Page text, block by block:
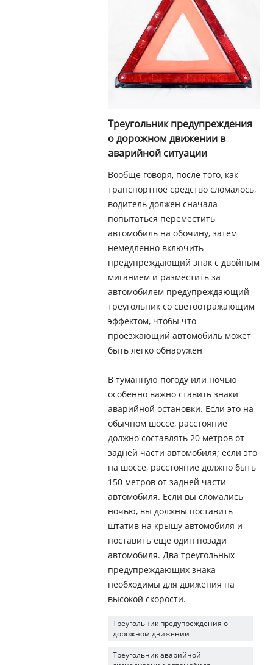
Треугольник предупреждения
о дорожном движении в
аварийной ситуации
Вообще говоря, после того, как
транспортное средство сломалось,
водитель должен сначала
попытаться переместить
автомобиль на обочину, затем
немедленно включить
предупреждающий знак с двойным
миганием и разместить за
автомобилем предупреждающий
треугольник со светоотражающим
эффектом, чтобы что
проезжающий автомобиль может
быть легко обнаружен
В туманную погоду или ночью
особенно важно ставить знаки
аварийной остановки. Если это на
обычном шоссе, расстояние
должно составлять 20 метров от
задней части автомобиля; если это
на шоссе, расстояние должно быть
150 метров от задней части
автомобиля. Если вы сломались
ночью, вы должны поставить
штатив на крышу автомобиля и
поставить еще один позади
автомобиля. Два треугольных
предупреждающих знака
необходимы для движения на
высокой скорости.
Треугольник предупреждения о
дорожном движении
Треугольник аварийной